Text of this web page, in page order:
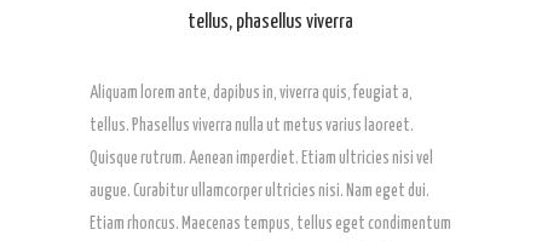
tellus, phasellus viverra
Aliquam lorem ante, dapibus in, viverra quis, feugiat a,
tellus. Phasellus viverra nulla ut metus varius laoreet.
Quisque rutrum. Aenean imperdiet. Etiam ultricies nisi vel
augue. Curabitur ullamcorper ultricies nisi. Nam eget dui.
Etiam rhoncus. Maecenas tempus, tellus eget condimentum